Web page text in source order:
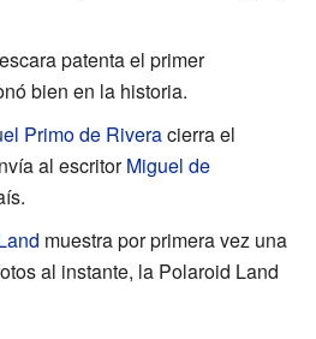
patenta el primer
bien en la historia.
Primo de Riveracierra el
al escritorMiguel de
muestra por primera vez una
al instante, la Polaroid Land